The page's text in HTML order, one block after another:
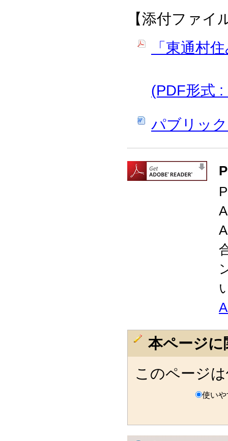
【添付ファイ
「東通村
(PDF形式 :
パブリッ
本ページ
このページ
使い